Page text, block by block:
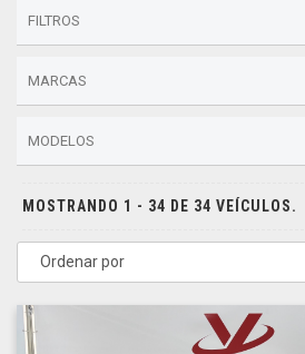
FILTROS
MARCAS
MODELOS
MOSTRANDO 1 - 34 DE 34 VEÍCULOS.
Ordenar por